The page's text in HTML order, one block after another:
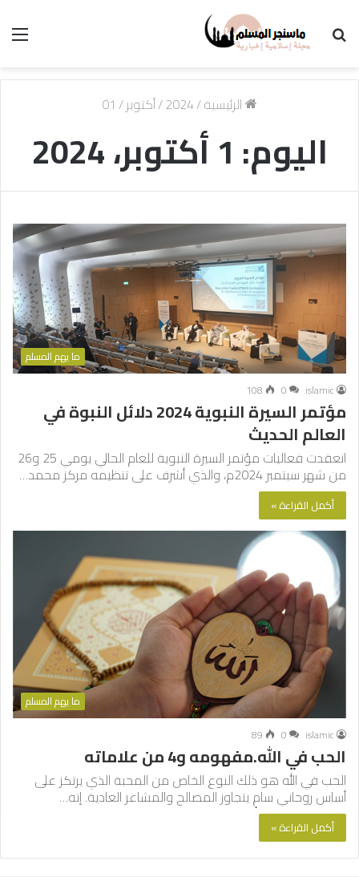
الرئيسية/
2024
/أكتوبر/
01
اليوم: 1 أكتوبر، 2024
ما يهم المسلم
islamic
0
108
مؤتمر السيرة النبوية 2024 دلائل النبوة في
العالم الحديث
انعقدت فعاليات مؤتمر السيرة النبوية للعام الحالي يومي 25 و26
من شهر سبتمبر 2024م، والذي أشرف على تنظيمه مركز محمد…
أكمل القراءة »
ما يهم المسلم
islamic
0
89
الحب في الله.مفهومه و4 من علاماته
الحب في الله هو ذلك النوع الخاص من المحبة الذي يرتكز على
أساس روحاني سامٍ يتجاوز المصالح والمشاعر العادية. إنه…
أكمل القراءة »